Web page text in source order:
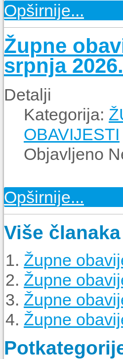
Opširnije...
Župne
srpnja 2026.
Detalji
Kategorija:
OBAVIJESTI
Objavljeno
Opširnije...
Više
Župne
Župne
Župne
Župne